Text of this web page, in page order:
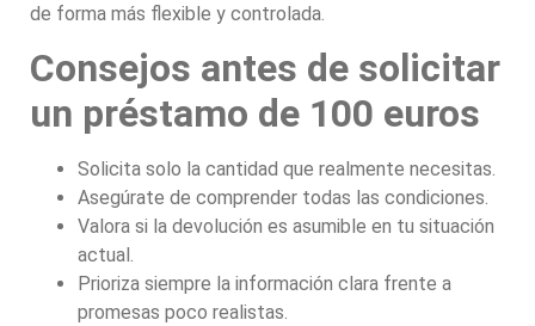
de forma más flexible y controlada.
Consejos antes de solicitar
un préstamo de 100 euros
Solicita solo la cantidad que realmente necesitas.
Asegúrate de comprender todas las condiciones.
Valora si la devolución es asumible en tu situación
actual.
Prioriza siempre la información clara frente a
promesas poco realistas.